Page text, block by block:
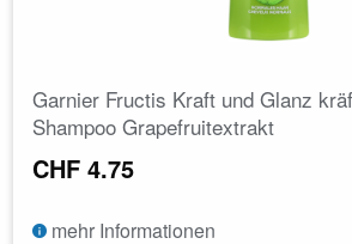
Garnier Fructis Kraft und Glanz
Shampoo Grapefruitextrakt
CHF 4.75
mehr Informationen